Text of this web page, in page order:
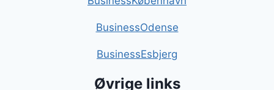
BusinessOdense
BusinessEsbjerg
Øvrige links